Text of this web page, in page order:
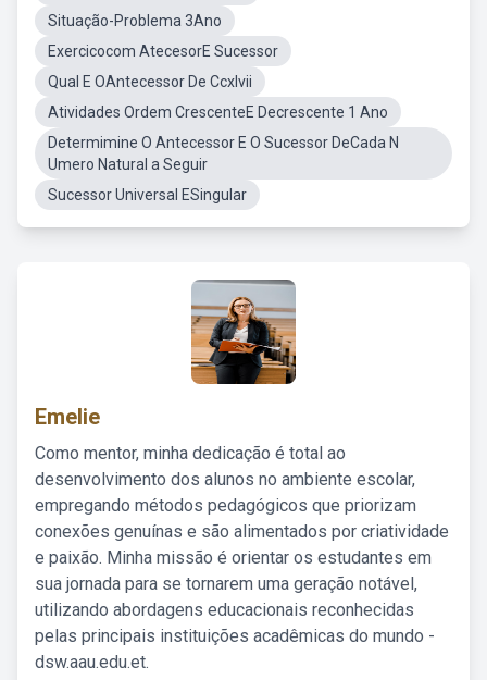
Situação-Problema 3Ano
Exercicocom AtecesorE Sucessor
Qual E OAntecessor De Ccxlvii
Atividades Ordem CrescenteE Decrescente 1 Ano
Determimine O Antecessor E O Sucessor DeCada N
Umero Natural a Seguir
Sucessor Universal ESingular
Emelie
Como mentor, minha dedicação é total ao
desenvolvimento dos alunos no ambiente escolar,
empregando métodos pedagógicos que priorizam
conexões genuínas e são alimentados por criatividade
e paixão. Minha missão é orientar os estudantes em
sua jornada para se tornarem uma geração notável,
utilizando abordagens educacionais reconhecidas
pelas principais instituições acadêmicas do mundo -
dsw.aau.edu.et.